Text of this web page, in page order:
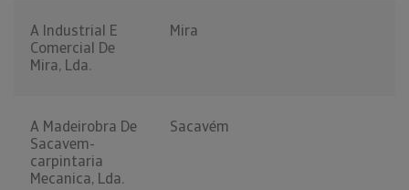
A Industrial E
Comercial De
Mira, Lda.
Mira
A Madeirobra De
Sacavem-
carpintaria
Mecanica, Lda.
Sacavém